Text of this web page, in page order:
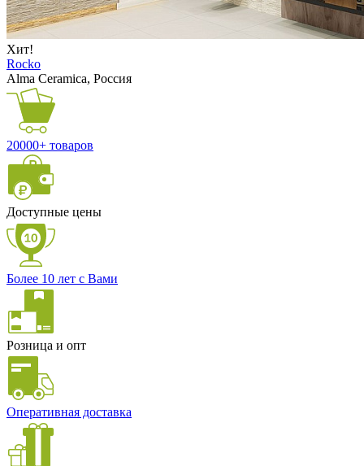
Хит!
Rocko
Alma Ceramica, Россия
20000+ товаров
Доступные цены
Более 10 лет с Вами
Розница и опт
Оперативная доставка